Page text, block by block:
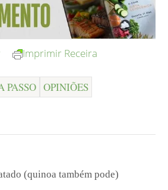
Imprimir Receira
PASSO OPINIÕES
(quinoa também pode)